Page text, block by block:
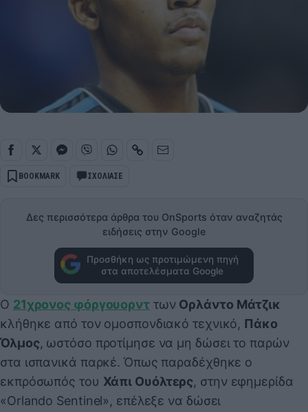
BOOKMARK ΣΧΟΛΙΑΣΕ
Δες περισσότερα άρθρα του OnSports όταν αναζητάς
ειδήσεις στην Google
Προσθήκη ως προτιμώμενη πηγή
στα αποτελέσματα Google
Ο 21χρονος φόργουορνττων Ορλάντο Μάτζικ
κλήθηκε από τον ομοσπονδιακό τεχνικό, Πάκο
Όλμος, ωστόσο προτίμησε να μη δώσει το παρών
στα ισπανικά παρκέ. Όπως παραδέχθηκε ο
εκπρόσωπός του Χάπι Ουόλτερς, στην εφημερίδα
«Orlando Sentinel», επέλεξε να δώσει